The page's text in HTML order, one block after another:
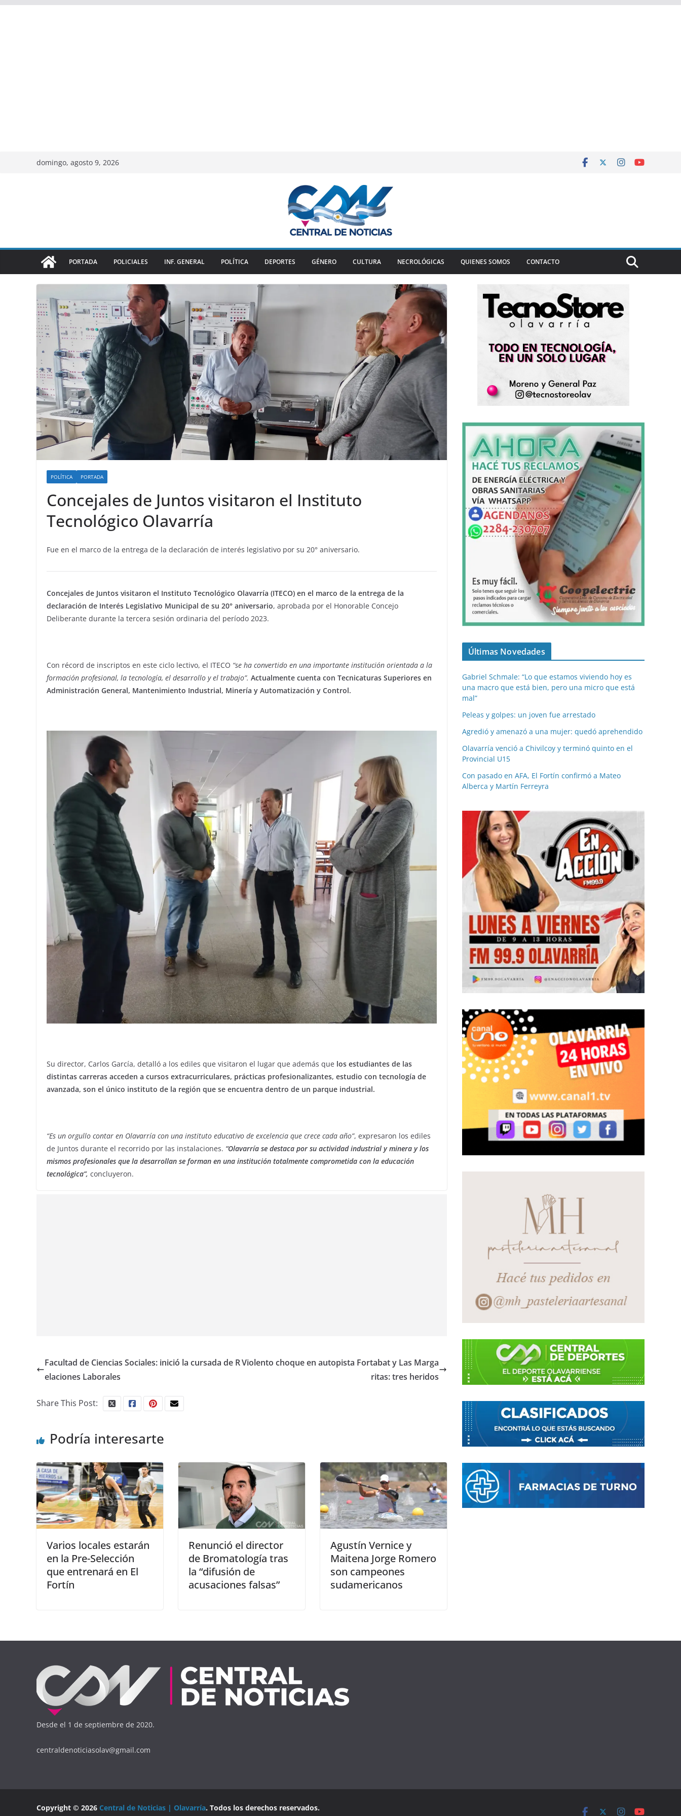
domingo, agosto 9, 2026
PORTADA POLICIALES INF. GENERAL POLÍTICA DEPORTES GÉNERO CULTURA NECROLÓGICAS QUIENES SOMOS CONTACTO
POLÍTICA PORTADA
Concejales de Juntos visitaron el Instituto
Tecnológico Olavarría
Fue en el marco de la entrega de la declaración de interés legislativo por su 20° aniversario.
Concejales de Juntos visitaron el Instituto Tecnológico Olavarría (ITECO) en el marco de la entrega de la
declaración de Interés Legislativo Municipal de su 20° aniversario, aprobada por el Honorable Concejo
Deliberante durante la tercera sesión ordinaria del período 2023.
Con récord de inscriptos en este ciclo lectivo, el ITECO “se ha convertido en una importante institución orientada a la
formación profesional, la tecnología, el desarrollo y el trabajo”. Actualmente cuenta con Tecnicaturas Superiores en
Administración General, Mantenimiento Industrial, Minería y Automatización y Control.
Su director, Carlos García, detalló a los ediles que visitaron el lugar que además que los estudiantes de las
distintas carreras acceden a cursos extracurriculares, prácticas profesionalizantes, estudio con tecnología de
avanzada, son el único instituto de la región que se encuentra dentro de un parque industrial.
“Es un orgullo contar en Olavarría con una instituto educativo de excelencia que crece cada año”, expresaron los ediles
de Juntos durante el recorrido por las instalaciones. “Olavarría se destaca por su actividad industrial y minera y los
mismos profesionales que la desarrollan se forman en una institución totalmente comprometida con la educación
tecnológica”, concluyeron.
Facultad de Ciencias Sociales: inició la cursada de R
elaciones Laborales
Violento choque en autopista Fortabat y Las Marga
ritas: tres heridos
Share This Post:
Podría interesarte
Varios locales estarán
en la Pre-Selección
que entrenará en El
Fortín
Renunció el director
de Bromatología tras
la “difusión de
acusaciones falsas”
Agustín Vernice y
Maitena Jorge Romero
son campeones
sudamericanos
Últimas Novedades
Gabriel Schmale: “Lo que estamos viviendo hoy es
una macro que está bien, pero una micro que está
mal”
Peleas y golpes: un joven fue arrestado
Agredió y amenazó a una mujer: quedó aprehendido
Olavarría venció a Chivilcoy y terminó quinto en el
Provincial U15
Con pasado en AFA, El Fortín confirmó a Mateo
Alberca y Martín Ferreyra
Desde el 1 de septiembre de 2020.
centraldenoticiasolav@gmail.com
Copyright © 2026 Central de Noticias | Olavarría. Todos los derechos reservados.